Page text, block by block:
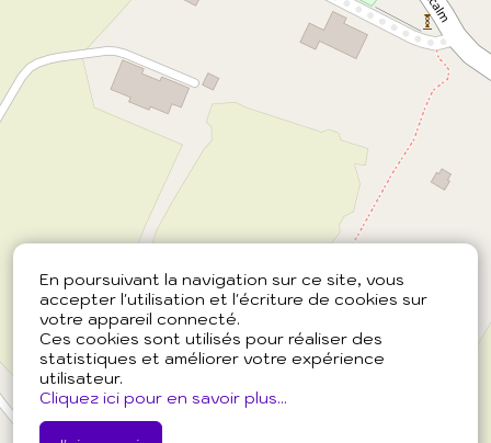
En poursuivant la navigation sur ce site, vous
accepter l'utilisation et l'écriture de cookies sur
votre appareil connecté.
Ces cookies sont utilisés pour réaliser des
statistiques et améliorer votre expérience
utilisateur.
Cliquez ici pour en savoir plus...